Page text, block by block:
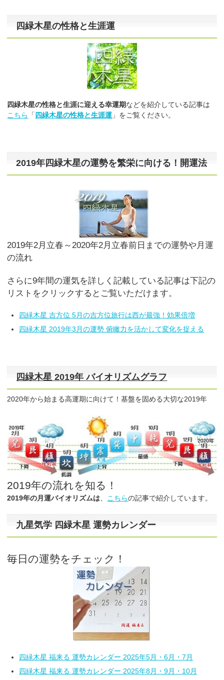
四緑木星の性格と生涯運
四緑木星の性格と生涯に迎える幸運期などを紹介している記事は
こちら
「 四緑木星の性格と生涯運 」をご覧ください。
2019年四緑木星の運勢を繁栄に向ける！開運法
2019年2月立春～2020年2月立春前日までの運勢や月運
の流れ
さらに9年間の運気を詳しく記載している記事は下記の
リストをクリックするとご覧いただけます。
四緑木星 吉方位 5月の吉方位旅行は西が最強！効果倍増
四緑木星 2019年3月の運勢 俯瞰力を活かして変化を捉える
四緑木星 2019年 バイオリズムグラフ
2020年から始まる高運期に向けて！基盤を固める大切な2019年
2019年の流れを知る！
2019年の月運バイオリズムは こちらの記事で紹介しています。
九星気学 四緑木星 運勢カレンダー
毎日の運勢をチェック！
四緑木星 福来る 運勢カレンダー 2025年5月・6月・7月
四緑木星 福来る 運勢カレンダー 2025年8月・9月・10月